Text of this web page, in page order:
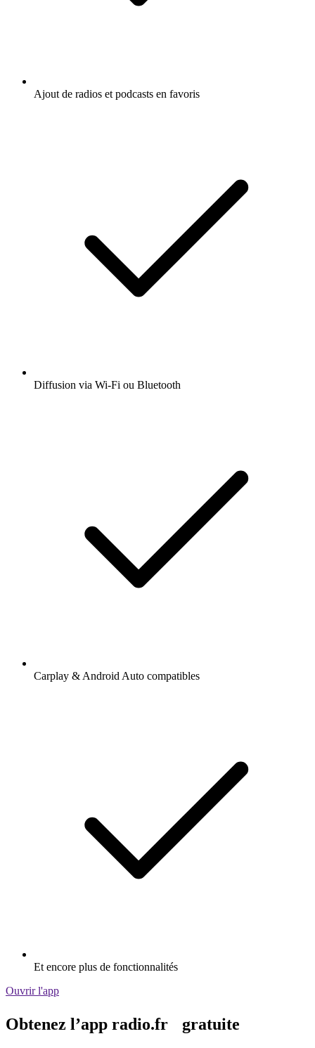
Ajout de radios et podcasts en favoris
Diffusion via Wi-Fi ou Bluetooth
Carplay & Android Auto compatibles
Et encore plus de fonctionnalités
Ouvrir l'app
Obtenez l’app radio.fr gratuite